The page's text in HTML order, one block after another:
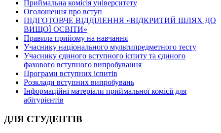
Приймальна комісія університету
Оголошення про вступ
ПІДГОТОВЧЕ ВІДДІЛЕННЯ «ВІДКРИТИЙ ШЛЯХ ДО
ВИЩОЇ ОСВІТИ»
Правила прийому на навчання
Учаснику національного мультипредметного тесту
Учаснику єдиного вступного іспиту та єдиного
фахового вступного випробування
Програми вступних іспитів
Розклади вступних випробувань
Інформаційні матеріали приймальної комісії для
абітурієнтів
ДЛЯ СТУДЕНТІВ